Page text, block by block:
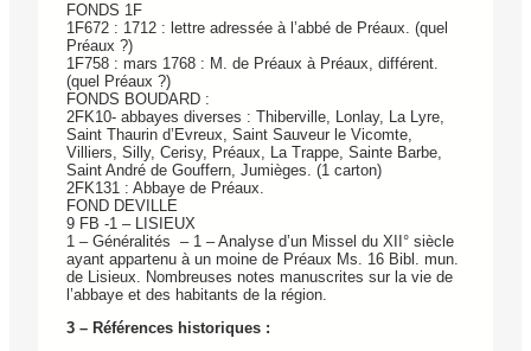
FONDS 1F
1F672 : 1712 : lettre adressée à l’abbé de Préaux. (quel
Préaux ?)
1F758 : mars 1768 : M. de Préaux à Préaux, différent.
(quel Préaux ?)
FONDS BOUDARD :
2FK10- abbayes diverses : Thiberville, Lonlay, La Lyre,
Saint Thaurin d’Evreux, Saint Sauveur le Vicomte,
Villiers, Silly, Cerisy, Préaux, La Trappe, Sainte Barbe,
Saint André de Gouffern, Jumièges. (1 carton)
2FK131 : Abbaye de Préaux.
FOND DEVILLE
9 FB -1 – LISIEUX
1 – Généralités – 1 – Analyse d’un Missel du XII° siècle
ayant appartenu à un moine de Préaux Ms. 16 Bibl. mun.
de Lisieux. Nombreuses notes manuscrites sur la vie de
l’abbaye et des habitants de la région.
3 – Références historiques :